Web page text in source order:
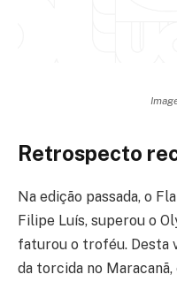
Retrospecto
Na edição passada, o
Filipe Luís, superou o
faturou o troféu. Desta
da torcida no